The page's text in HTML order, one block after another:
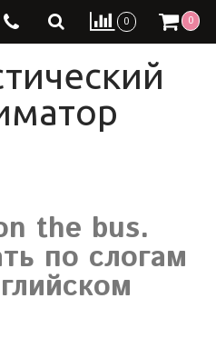
0 0
the bus.
по слогам